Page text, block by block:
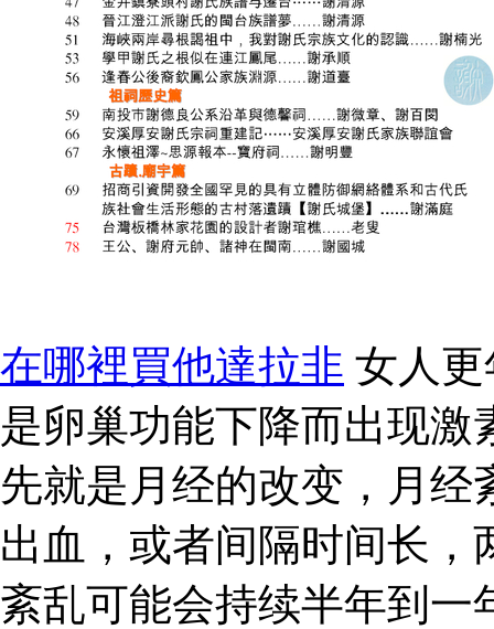
在哪裡買他達拉非 女人
是卵巢功能下降而出现
先就是月经的改变，月
出血，或者间隔时间长
紊乱可能会持续半年到一